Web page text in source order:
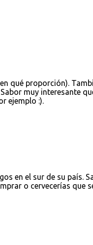
qué proporción).
muy interesante
ejemplo :).
en el sur de su país.
o cervecerías que